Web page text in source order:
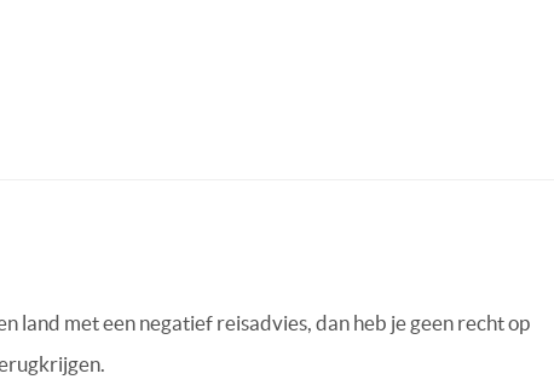
land met een negatief reisadvies, dan heb je geen recht op